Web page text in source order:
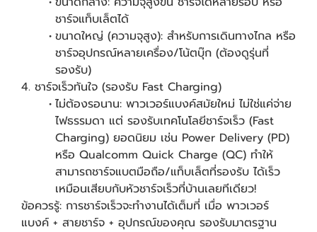
ชาร์จแท็บเล็ตได้
ขนาดใหญ่ (ความจุสูง): สำหรับการเดินทางไกล หรือ
ชาร์จอุปกรณ์หลายเครื่อง/โน้ตบุ๊ก (ต้องดูรุ่นที่
รองรับ)
4. ชาร์จเร็วทันใจ (รองรับ Fast Charging)
ไม่ต้องรอนาน: พาวเวอร์แบงค์สมัยใหม่ ไม่ใช่แค่จ่าย
ไฟธรรมดา แต่ รองรับเทคโนโลยีชาร์จเร็ว (Fast
Charging) ยอดนิยม เช่น Power Delivery (PD)
หรือ Qualcomm Quick Charge (QC) ทำให้
สามารถชาร์จแบตมือถือ/แท็บเล็ตที่รองรับ ได้เร็ว
เหมือนเสียบกับหัวชาร์จเร็วที่บ้านเลยทีเดียว!
ข้อควรรู้: การชาร์จเร็วจะทำงานได้เต็มที่ เมื่อ พาวเวอร์
แบงค์ + สายชาร์จ + อุปกรณ์ของคุณ รองรับมาตรฐาน